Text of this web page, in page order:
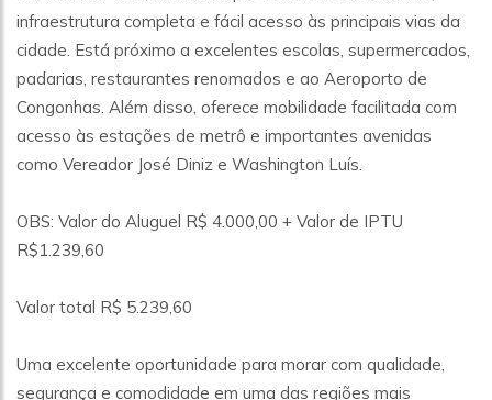
infraestrutura completa e fácil acesso às principais vias da
cidade. Está próximo a excelentes escolas, supermercados,
padarias, restaurantes renomados e ao Aeroporto de
Congonhas. Além disso, oferece mobilidade facilitada com
acesso às estações de metrô e importantes avenidas
como Vereador José Diniz e Washington Luís.
OBS: Valor do Aluguel R$ 4.000,00 + Valor de IPTU
R$1.239,60
Valor total R$ 5.239,60
Uma excelente oportunidade para morar com qualidade,
segurança e comodidade em uma das regiões mais